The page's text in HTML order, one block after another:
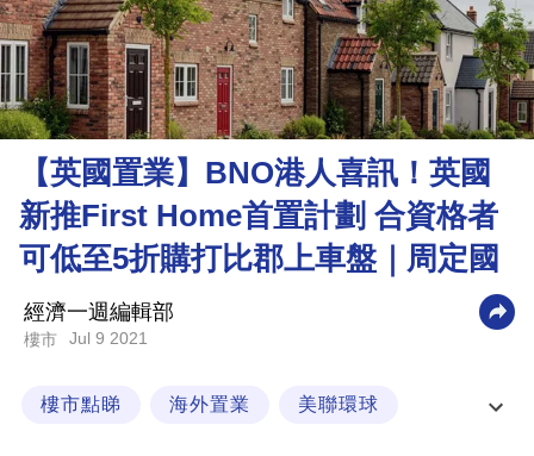
資
樓
市
理
財
商
業
科
【英國置業】BNO港人喜訊！英國
新推First Home首置計劃 合資格者
可低至5折購打比郡上車盤｜周定國
經濟一週編輯部
樓市 Jul 9 2021
樓市點睇 海外置業 美聯環球